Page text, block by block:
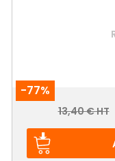
-77%
Prix
Prix
13,40 € HT